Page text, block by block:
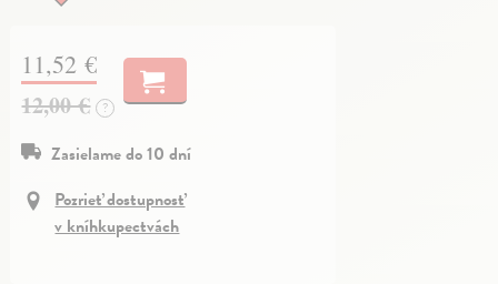
11,52 €
12,00 € ?
Zasielame do 10 dní
Pozrieť dostupnosť
v kníhkupectvách